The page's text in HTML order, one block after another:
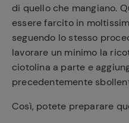
di quello che mangiano.
essere farcito in
seguendo lo stesso
lavorare un minimo la
ciotolina a parte e
precedentemente
Così, potete preparare